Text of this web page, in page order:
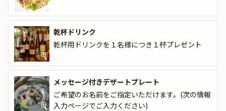
めるよう、プライベート感のある半個室へご案内いたします。ご家
族でのお祝いごとや大切な方との会話も、落ち着いた空間でお楽し
みいただけます。
本プランでは、全6品のイタリアンディナーに加え、乾杯ドリンク
とメッセージ付きプレートもご用意しております。大切な想いを伝
えたいひとときにぴったり。特別な一日を、心に残るやさしい時間
で彩ります。
乾杯ドリンク
乾杯用ドリンクを１名様につき１杯プレゼント
メッセージ付きデザートプレート
ご希望のお名前をご指定いただけます。(次の情報
入力ページでご入力ください)